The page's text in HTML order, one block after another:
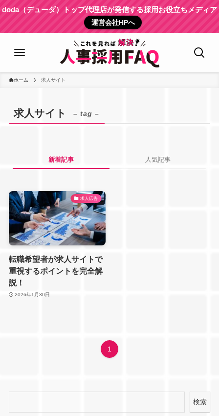
doda（デューダ）トップ代理店が発信する採用お役立ちメディア
運営会社HPへ
ホーム 求人サイト
求人サイト – tag –
新着記事 人気記事
求人広告
転職希望者が求人サイトで
重視するポイントを完全解
説！
2026年1月30日
1
検索